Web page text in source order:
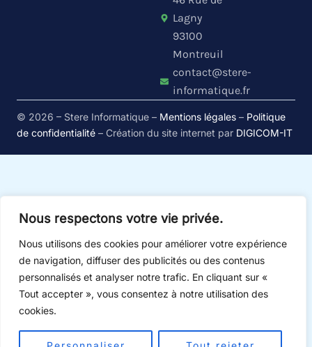
Nous respectons votre vie privée.
Nous utilisons des cookies pour améliorer votre expérience
de navigation, diffuser des publicités ou des contenus
personnalisés et analyser notre trafic. En cliquant sur «
Tout accepter », vous consentez à notre utilisation des
cookies.
Lagny
93100
Montreuil
contact@stere-
informatique.fr
© 2026 – Stere Informatique – Mentions légales – Politique
de confidentialité – Création du site internet par DIGICOM-IT